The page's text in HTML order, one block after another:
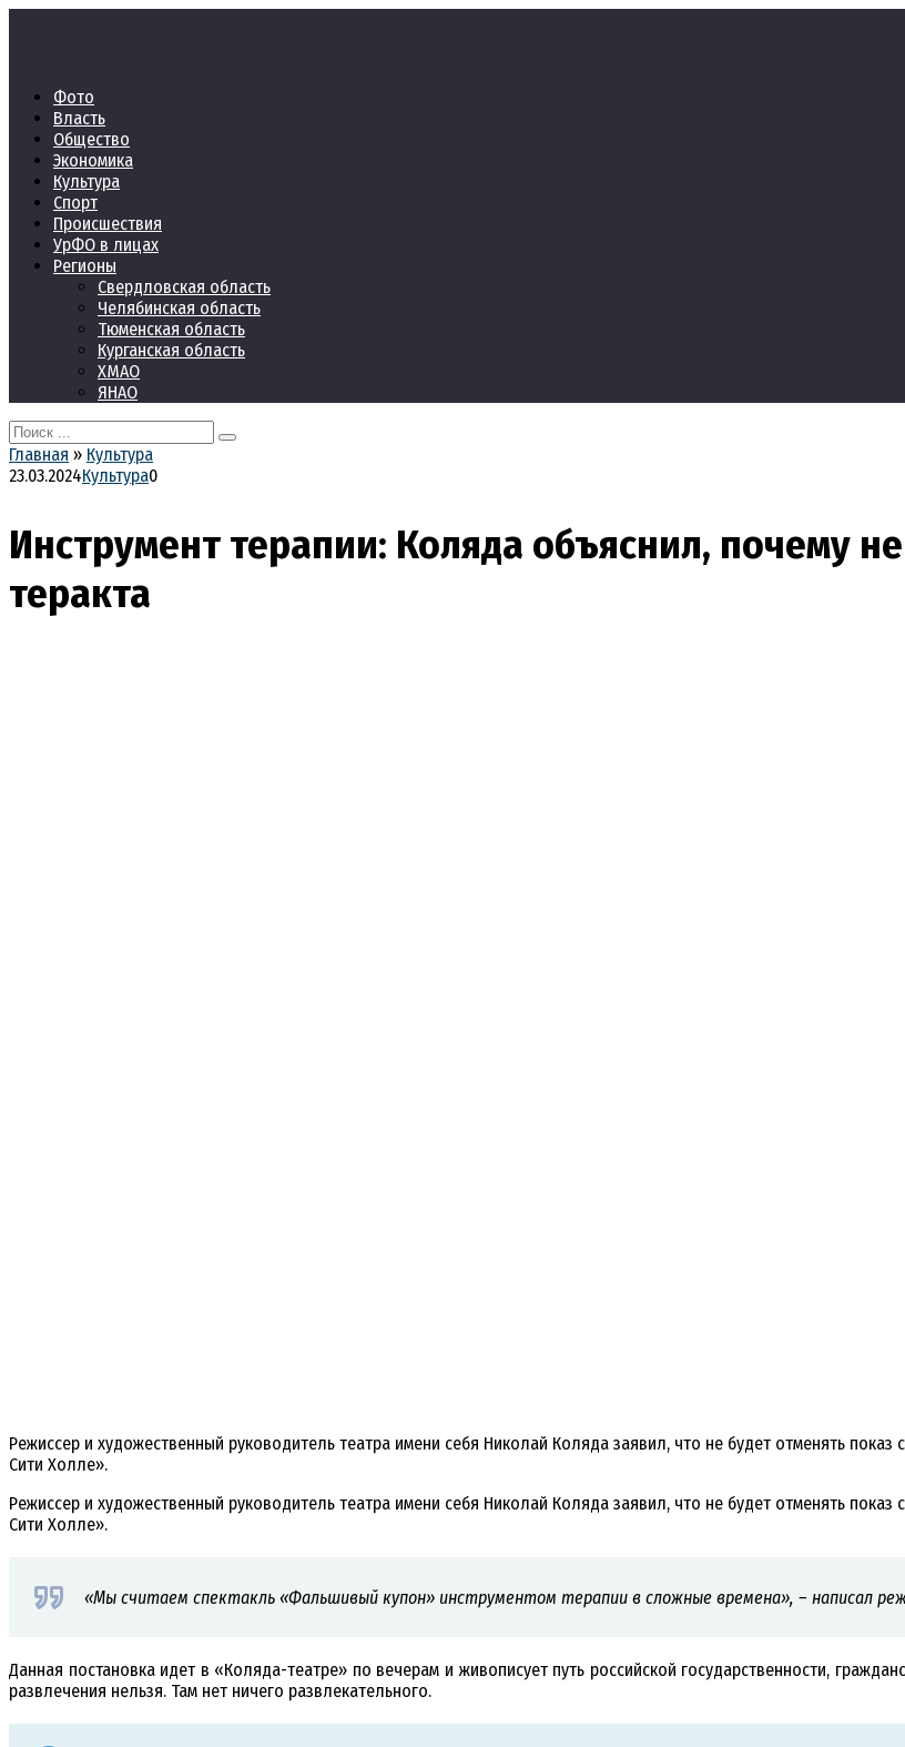
Фото
Власть
Общество
Экономика
Культура
Спорт
Происшествия
УрФО в лицах
Регионы
Свердловская область
Челябинская область
Тюменская область
Курганская область
ХМАО
ЯНАО
Search
for:
Главная » Культура
23.03.2024Культура0
Инструмент терапии: Коляда объяснил, почему
теракта
Режиссер и художественный руководитель театра имени себя Николай Коляда заявил, что не будет отменять показ
Сити Холле».
Режиссер и художественный руководитель театра имени себя Николай Коляда заявил, что не будет отменять показ
Сити Холле».
«Мы считаем спектакль «Фальшивый купон» инструментом терапии в сложные времена», – написал
Данная постановка идет в «Коляда-театре» по вечерам и живописует путь российской государственности,
развлечения нельзя. Там нет ничего развлекательного.